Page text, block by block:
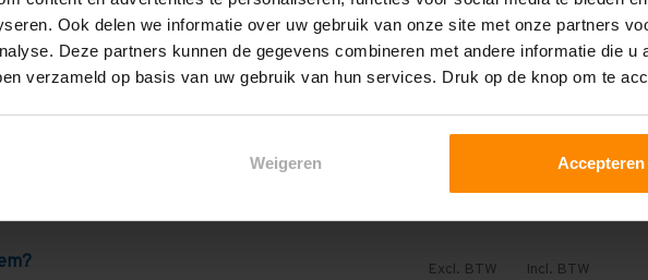
Ook delen we informatie over uw gebruik van onze site met onze partners
Deze partners kunnen de gegevens combineren met andere informatie die u
verzameld op basis van uw gebruik van hun services. Druk op de knop om te
Weigeren Accepteren
Galva
Excl. BTW Incl. BTW